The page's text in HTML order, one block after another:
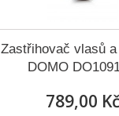
Zastřihovač vlasů
DOMO
789,00 Kč